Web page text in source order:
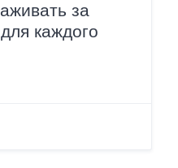
за
каждого